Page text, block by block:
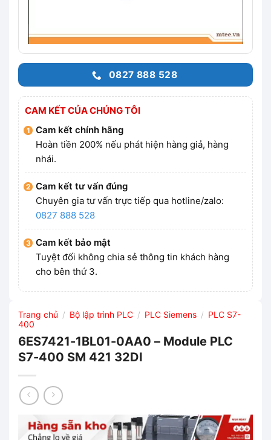
0827 888 528
CAM KẾT CỦA CHÚNG TÔI
Cam kết chính hãng
Hoàn tiền 200% nếu phát hiện hàng giả, hàng
nhái.
Cam kết tư vấn đúng
Chuyên gia tư vấn trực tiếp qua hotline/zalo:
0827 888 528
Cam kết bảo mật
Tuyệt đối không chia sẻ thông tin khách hàng
cho bên thứ 3.
Trang chủ / Bộ lập trình PLC / PLC Siemens / PLC S7-
400
6ES7421-1BL01-0AA0 – Module PLC
S7-400 SM 421 32DI